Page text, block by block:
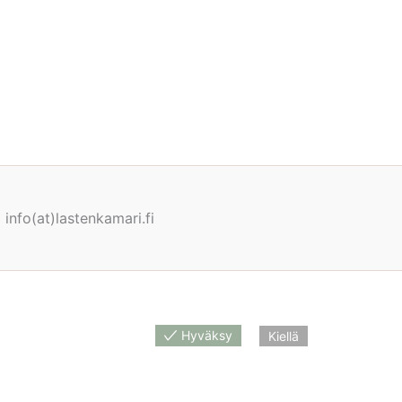
info(at)lastenkamari.fi
Hyväksy Kiellä